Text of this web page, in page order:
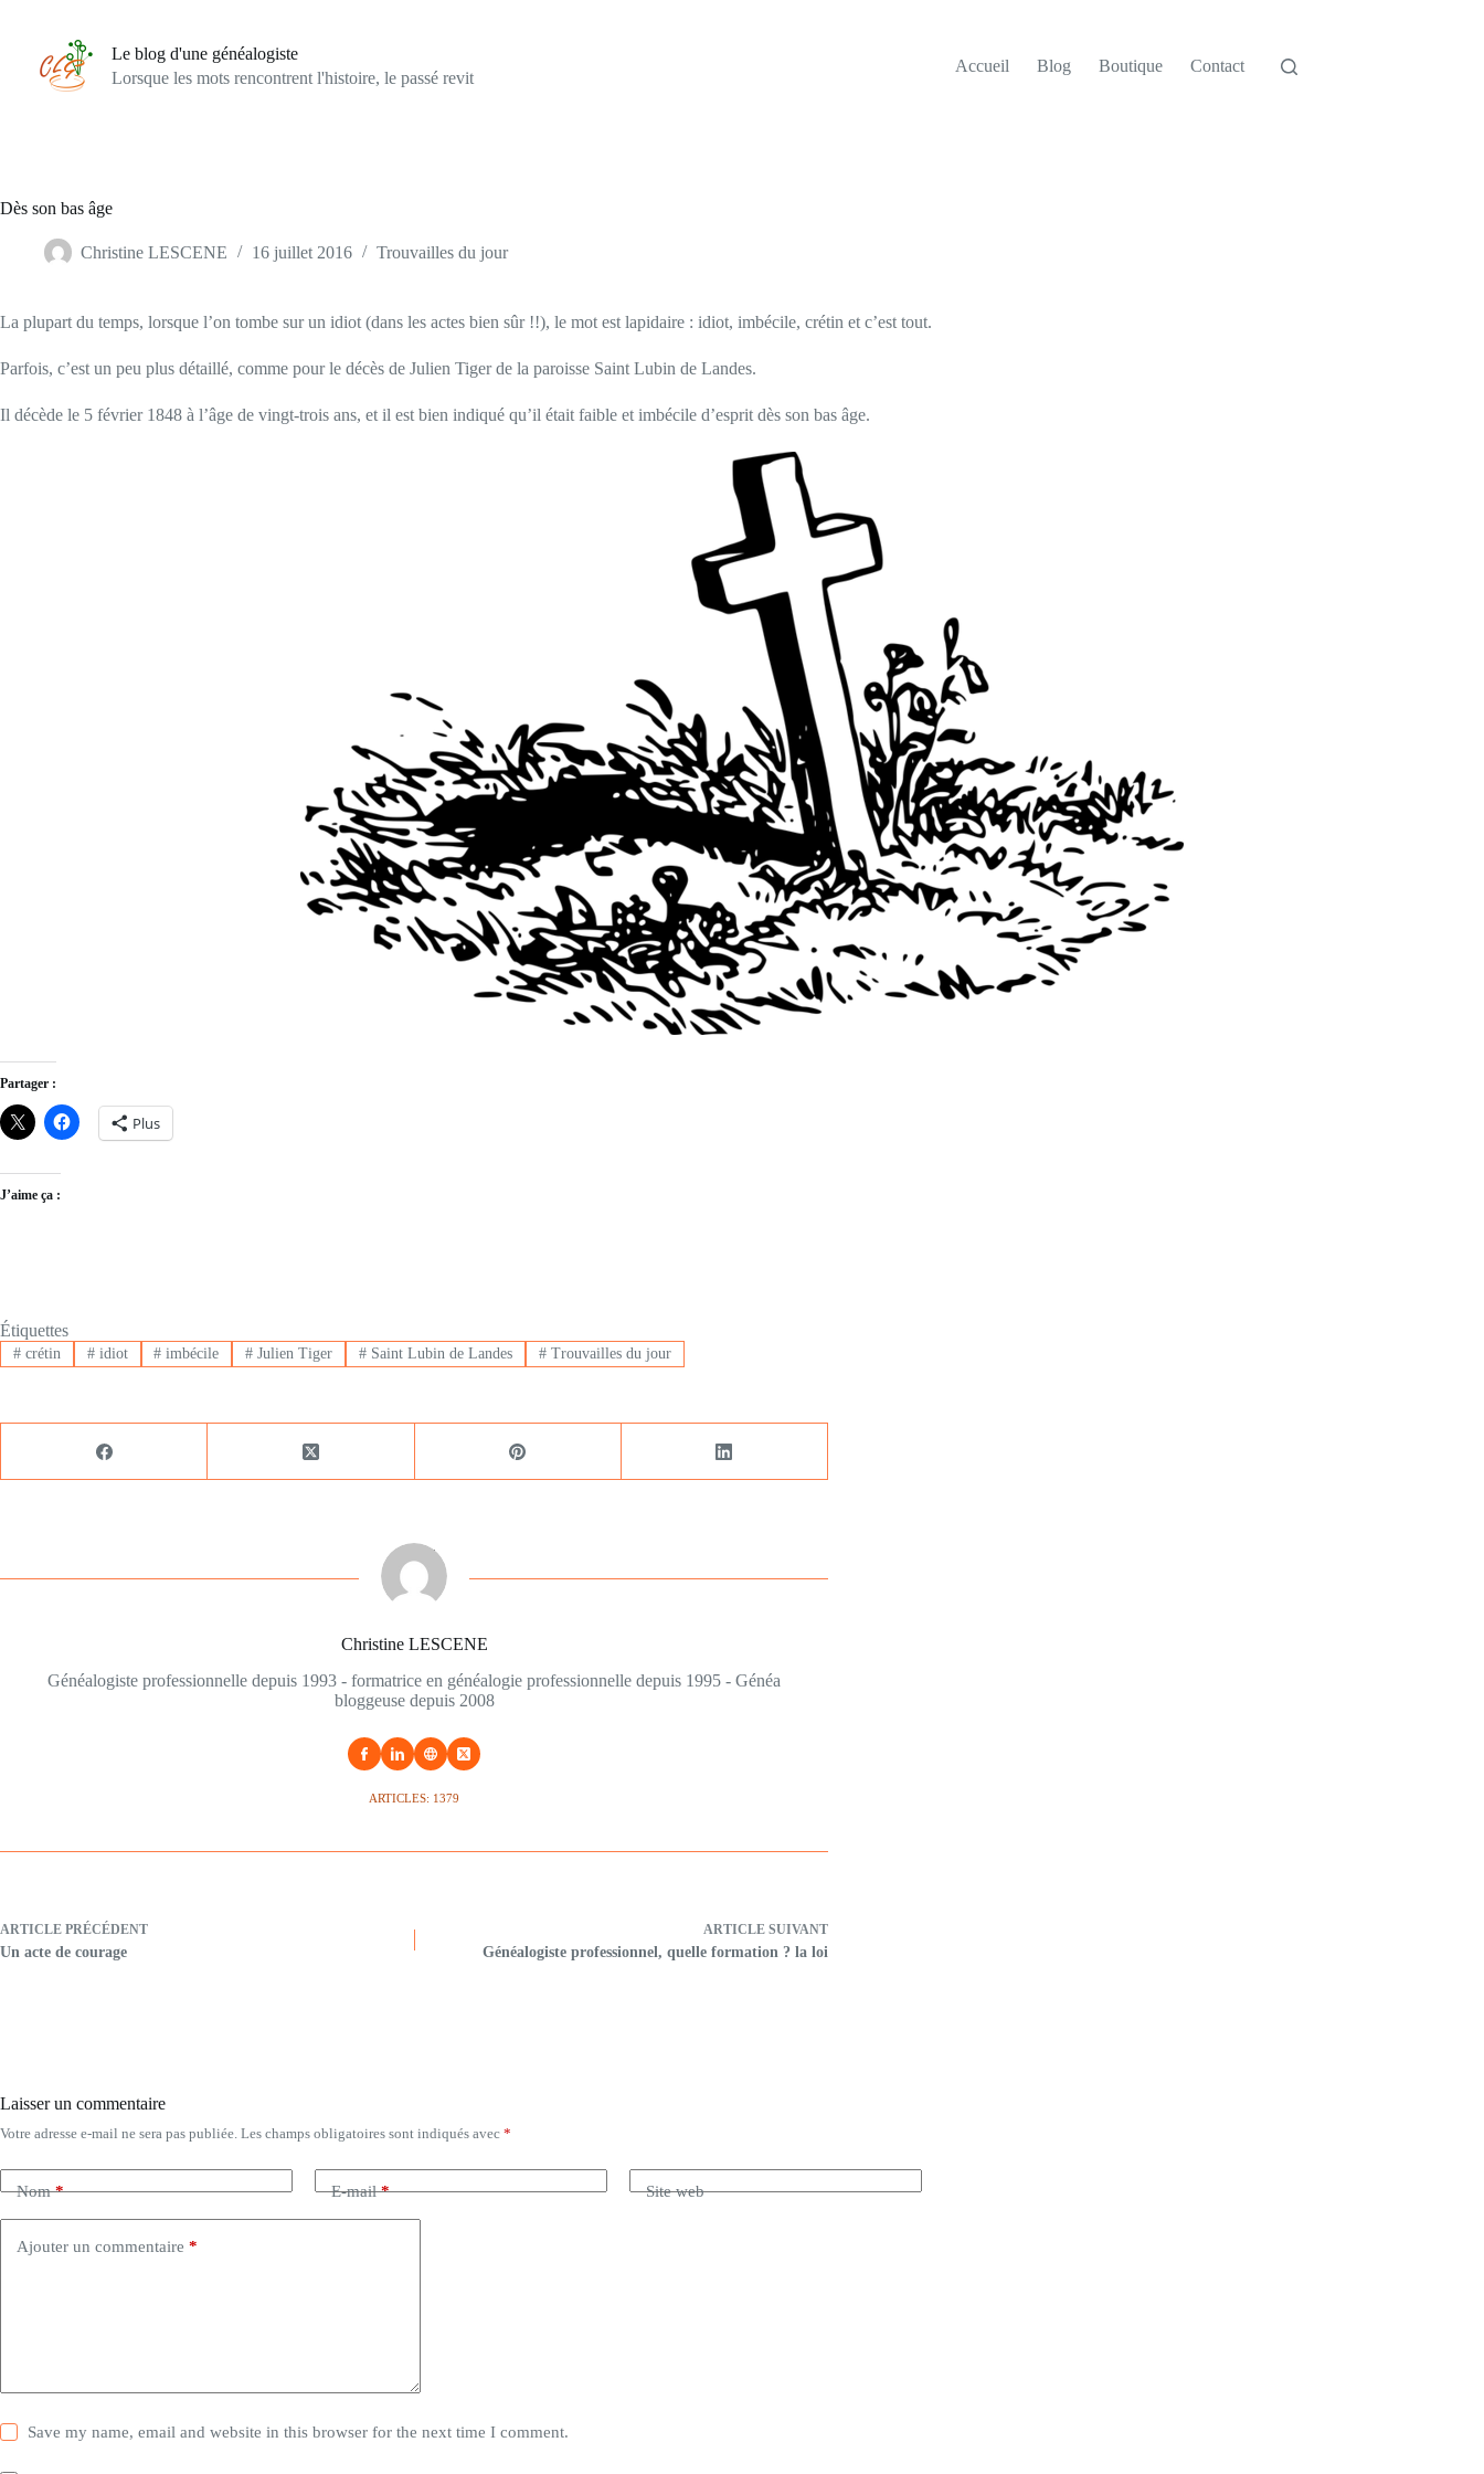
Le blog d'une généalogiste
Lorsque les mots rencontrent l'histoire, le passé revit
Accueil Blog Boutique Contact
Dès son bas âge
Christine LESCENE 16 juillet 2016 Trouvailles du jour
La plupart du temps, lorsque l’on tombe sur un idiot (dans les actes bien sûr !!), le mot est lapidaire : idiot, imbécile, crétin et c’est tout.
Parfois, c’est un peu plus détaillé, comme pour le décès de Julien Tiger de la paroisse Saint Lubin de Landes.
Il décède le 5 février 1848 à l’âge de vingt-trois ans, et il est bien indiqué qu’il était faible et imbécile d’esprit dès son bas âge.
Partager :
Plus
J’aime ça :
Étiquettes
#crétin #idiot # imbécile # Julien Tiger # Saint Lubin de Landes #Trouvailles du jour
Christine LESCENE
Généalogiste professionnelle depuis 1993 - formatrice en généalogie professionnelle depuis 1995 - Généa
bloggeuse depuis 2008
ARTICLES: 1379
ARTICLE PRÉCÉDENT
Un acte de courage
ARTICLE SUIVANT
Généalogiste professionnel, quelle formation ? la loi
Laisser un commentaire
Votre adresse e-mail ne sera pas publiée. Les champs obligatoires sont indiqués avec *
Nom* E-mail* Site web
Ajouter un commentaire *
Save my name, email and website in this browser for the next time I comment.